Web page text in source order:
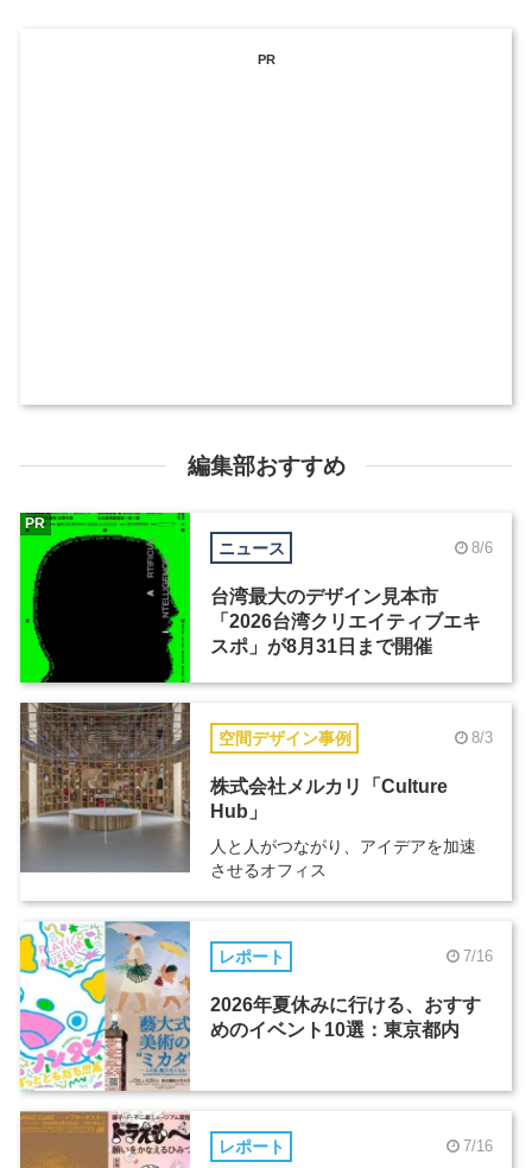
PR
編集部おすすめ
ニュース 8/6
台湾最大のデザイン見本市
「2026台湾クリエイティブエキ
スポ」が8月31日まで開催
PR
空間デザイン事例 8/3
株式会社メルカリ「Culture
Hub」
人と人がつながり、アイデアを加速
させるオフィス
レポート 7/16
2026年夏休みに行ける、おすす
めのイベント10選：東京都内
レポート 7/16